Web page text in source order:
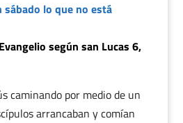
sábado lo que no está
según san Lucas 6,
caminando por medio de un
arrancaban y comían